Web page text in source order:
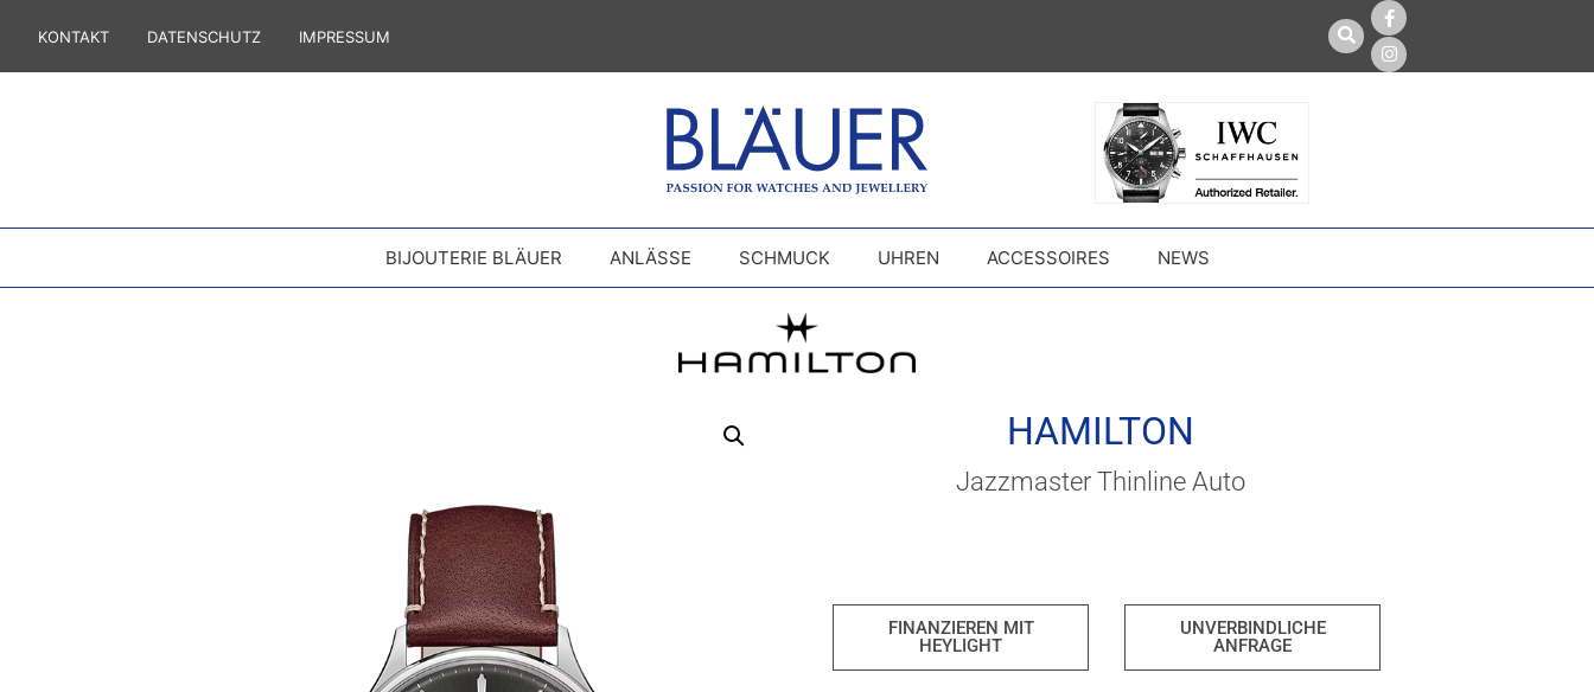
KONTAKT DATENSCHUTZ IMPRESSUM
BIJOUTERIE BLÄUER ANLÄSSE SCHMUCK UHREN ACCESSOIRES NEWS
HAMILTON
Jazzmaster Thinline Auto
FINANZIEREN MIT
HEYLIGHT
UNVERBINDLICHE
ANFRAGE